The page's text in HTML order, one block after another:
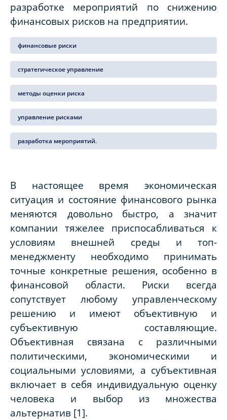
разработке мероприятий по снижению
финансовых рисков на предприятии.
финансовые риски
стратегическое управление
методы оценки риска
управление рисками
разработка мероприятий.
В настоящее время экономическая
ситуация и состояние финансового рынка
меняются довольно быстро, а значит
компании тяжелее приспосабливаться к
условиям внешней среды и топ-
менеджменту необходимо принимать
точные конкретные решения, особенно в
финансовой области. Риски всегда
сопутствует любому управленческому
решению и имеют объективную и
субъективную составляющие.
Объективная связана с различными
политическими, экономическими и
социальными условиями, а субъективная
включает в себя индивидуальную оценку
человека и выбор из множества
альтернатив [1].